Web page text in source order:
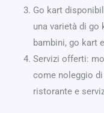
Go kart
una varietà di go
bambini, go kart
Servizi offerti:
come noleggio
ristorante e